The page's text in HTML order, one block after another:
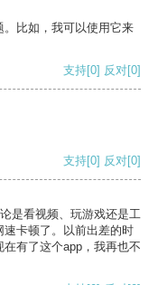
比如，我可以使用它来
支持[0] 反对[0]
支持[0] 反对[0]
是看视频、玩游戏还是工
卡顿了。以前出差的时
有了这个app，我再也不